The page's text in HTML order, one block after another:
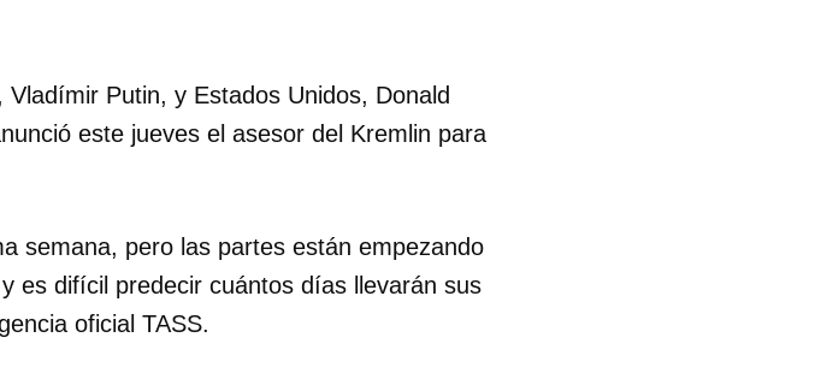
Putin, y Estados Unidos, Donald
este jueves el asesor del Kremlin para
semana, pero las partes están empezando
es difícil predecir cuántos días llevarán sus
oficial TASS.